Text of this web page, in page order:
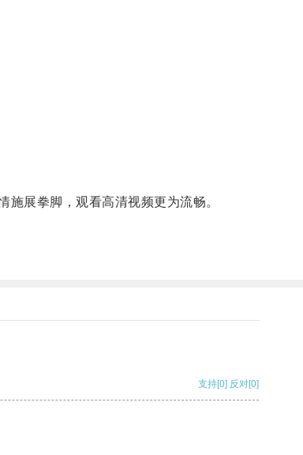
展拳脚，观看高清视频更为流畅。
支持[0] 反对[0]